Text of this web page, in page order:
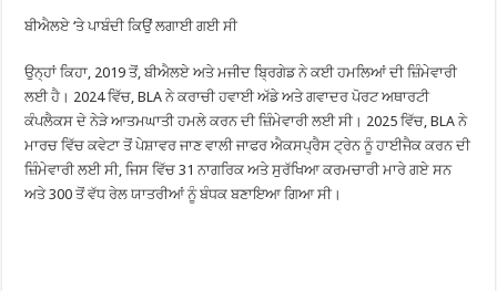
ਬੀਐਲਏ ‘ਤੇ ਪਾਬੰਦੀ ਕਿਉਂ ਲਗਾਈ ਗਈ ਸੀ
ਉਨ੍ਹਾਂ ਕਿਹਾ, 2019 ਤੋਂ, ਬੀਐਲਏ ਅਤੇ ਮਜੀਦ ਬ੍ਰਿਗੇਡ ਨੇ ਕਈ ਹਮਲਿਆਂ ਦੀ ਜ਼ਿੰਮੇਵਾਰੀ
ਲਈ ਹੈ। 2024 ਵਿੱਚ, BLA ਨੇ ਕਰਾਚੀ ਹਵਾਈ ਅੱਡੇ ਅਤੇ ਗਵਾਦਰ ਪੋਰਟ ਅਥਾਰਟੀ
ਕੰਪਲੈਕਸ ਦੇ ਨੇੜੇ ਆਤਮਘਾਤੀ ਹਮਲੇ ਕਰਨ ਦੀ ਜ਼ਿੰਮੇਵਾਰੀ ਲਈ ਸੀ। 2025 ਵਿੱਚ, BLA ਨੇ
ਮਾਰਚ ਵਿੱਚ ਕਵੇਟਾ ਤੋਂ ਪੇਸ਼ਾਵਰ ਜਾਣ ਵਾਲੀ ਜਾਫਰ ਐਕਸਪ੍ਰੈਸ ਟ੍ਰੇਨ ਨੂੰ ਹਾਈਜੈਕ ਕਰਨ ਦੀ
ਜ਼ਿੰਮੇਵਾਰੀ ਲਈ ਸੀ, ਜਿਸ ਵਿੱਚ 31 ਨਾਗਰਿਕ ਅਤੇ ਸੁਰੱਖਿਆ ਕਰਮਚਾਰੀ ਮਾਰੇ ਗਏ ਸਨ
ਅਤੇ 300 ਤੋਂ ਵੱਧ ਰੇਲ ਯਾਤਰੀਆਂ ਨੂੰ ਬੰਧਕ ਬਣਾਇਆ ਗਿਆ ਸੀ।